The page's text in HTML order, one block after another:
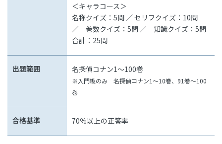
＜キャラコース＞
名称クイズ：5問 ／ セリフクイズ：10問
／ 巻数クイズ：5問 ／ 知識クイズ：5問
合計：25問
出題範囲 名探偵コナン1～100巻
※入門級のみ 名探偵コナン1～10巻、91巻～100
巻
合格基準 70％以上の正答率